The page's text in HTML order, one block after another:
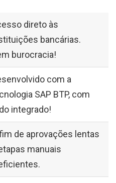
direto às
bancárias.
burocracia!
com a
SAP BTP, com
integrado!
de aprovações lentas
manuais